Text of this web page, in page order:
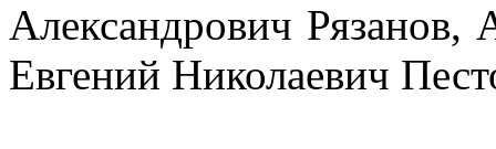
Александрович Рязанов,
Евгений Николаевич